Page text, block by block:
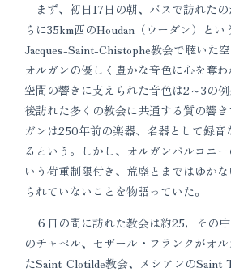
まず、初日17日の朝、バスで訪れた
らに35km西のHoudan（ウーダン）と
Jacques-Saint-Chistophe教会で聴いた
オルガンの優しく豊かな音色に心を奪
空間の響きに支えられた音色は2～3の
後訪れた多くの教会に共通する質の響
ガンは250年前の楽器、名器として録音
るという。しかし、オルガンバルコニ
いう荷重制限付き、荒廃とまではゆか
られていないことを物語っていた。
６日の間に訪れた教会は約25，その
のチャペル、セザール・フランクがオ
たSaint-Clotilde教会、メシアンの